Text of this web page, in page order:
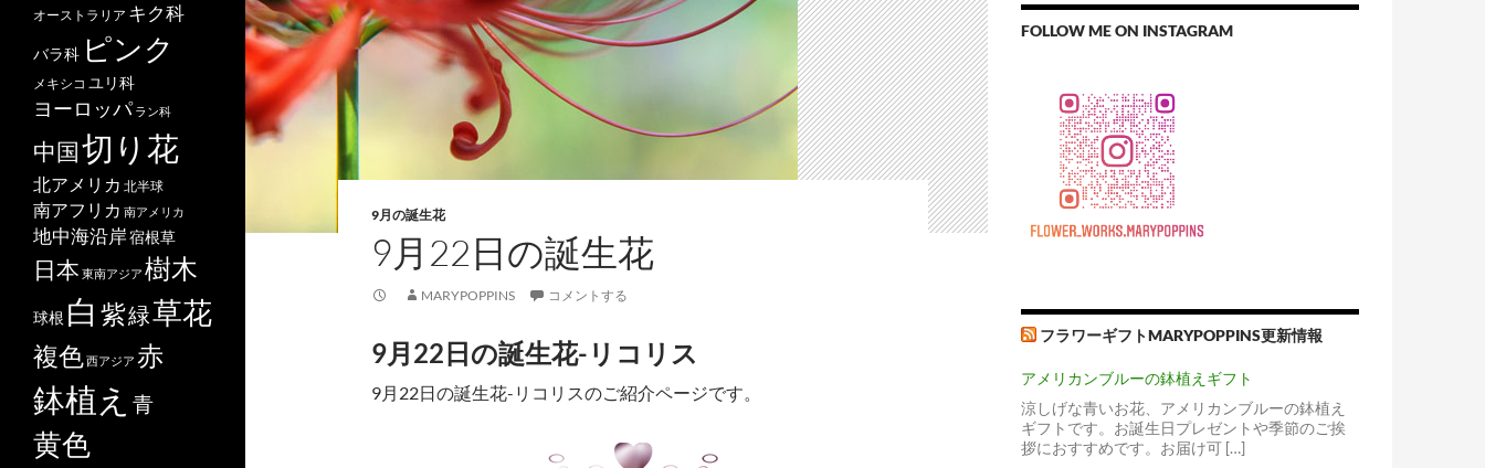
9月の誕生花
9月22日の誕生花
MARYPOPPINS コメントする
9月22日の誕生花-リコリス
9月22日の誕生花-リコリスのご紹介ページです。
FOLLOW ME ON INSTAGRAM
フラワーギフトMARYPOPPINS更新情報
アメリカンブルーの鉢植えギフト
涼しげな青いお花、アメリカンブルーの鉢植え
ギフトです。お誕生日プレゼントや季節のご挨
拶におすすめです。お届け可 […]
オーストラリア キク科
バラ科 ピンク
メキシコ ユリ科
ヨーロッパ ラン科
中国切り花
北アメリカ 北半球
南アフリカ 南アメリカ
地中海沿岸宿根草
日本 東南アジア 樹木
球根 白 紫緑草花
複色西アジア 赤
鉢植え 青
黄色